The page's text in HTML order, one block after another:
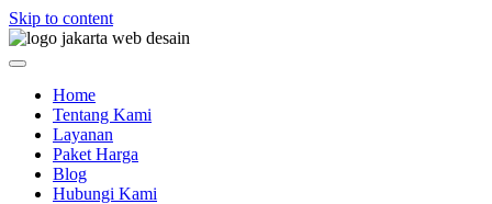
Skip to content
Home
Tentang Kami
Layanan
Paket Harga
Blog
Hubungi Kami